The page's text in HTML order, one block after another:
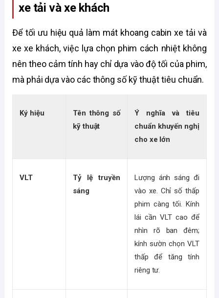
xe tải và xe khách
Để tối ưu hiệu quả làm mát khoang cabin xe tải và
xe xe khách, việc lựa chọn phim cách nhiệt không
nên theo cảm tính hay chỉ dựa vào độ tối của phim,
mà phải dựa vào các thông số kỹ thuật tiêu chuẩn.
Ký hiệu
Tên thông số
kỹ thuật
Ý nghĩa và tiêu
chuẩn khuyến nghị
cho xe lớn
VLT
Tỷ lệ truyền
sáng
Lượng ánh sáng đi
vào xe. Chỉ số thấp
phim càng tối. Kính
lái cần VLT cao để
nhìn rõ ban đêm;
kính sườn chọn VLT
thấp để tăng tính
riêng tư.